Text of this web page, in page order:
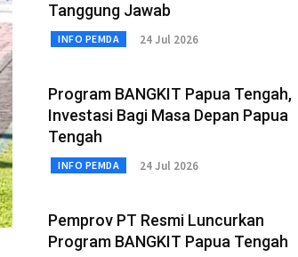
Tanggung Jawab
INFO PEMDA 24 Jul 2026
Program BANGKIT Papua Tengah,
Investasi Bagi Masa Depan Papua
Tengah
INFO PEMDA 24 Jul 2026
Pemprov PT Resmi Luncurkan
Program BANGKIT Papua Tengah